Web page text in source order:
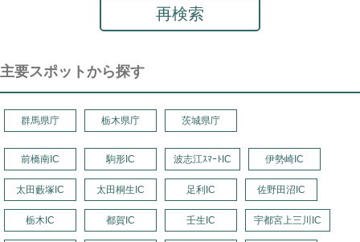
再検索
主要スポットから探す
群馬県庁 栃木県庁 茨城県庁
前橋南IC 駒形IC 波志江ｽﾏｰﾄIC 伊勢崎IC
太田藪塚IC 太田桐生IC 足利IC 佐野田沼IC
栃木IC 都賀IC 壬生IC 宇都宮上三川IC